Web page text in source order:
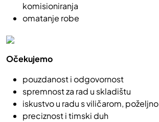
komisioniranja
omatanje robe
Očekujemo
pouzdanost i odgovornost
spremnost za rad u skladištu
iskustvo u radu s viličarom, poželjno
preciznost i timski duh